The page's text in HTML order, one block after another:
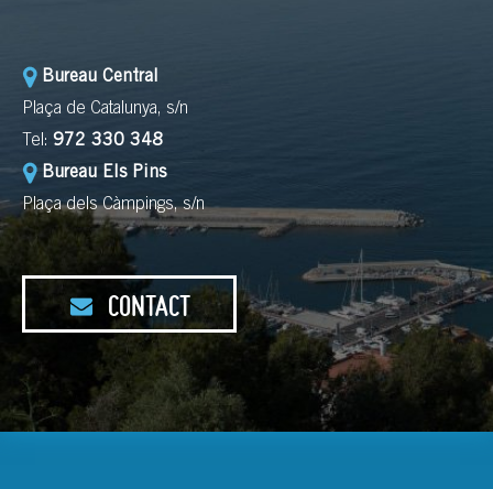
Bureau Central
Plaça de Catalunya, s/n
Tel: 972 330 348
Bureau Els Pins
Plaça dels Càmpings, s/n
CONTACT